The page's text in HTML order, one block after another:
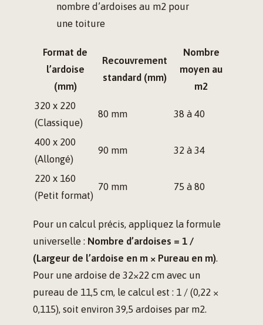
nombre d’ardoises au m2 pour
une toiture
Format de
l’ardoise
(mm)
Recouvrement
standard (mm)
Nombre
moyen au
m2
320 x 220
(Classique)
80 mm 38 à 40
400 x 200
(Allongé)
90 mm 32 à 34
220 x 160
(Petit format)
70 mm 75 à 80
Pour un calcul précis, appliquez la formule
universelle : Nombre d’ardoises = 1 /
(Largeur de l’ardoise en m × Pureau en m).
Pour une ardoise de 32×22 cm avec un
pureau de 11,5 cm, le calcul est : 1 / (0,22 ×
0,115), soit environ 39,5 ardoises par m2.